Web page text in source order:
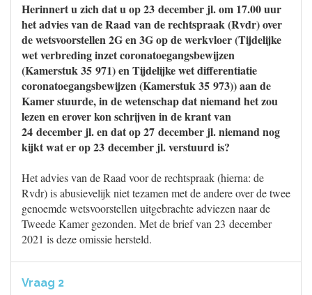
Herinnert u zich dat u op 23 december jl. om 17.00 uur
het advies van de Raad van de rechtspraak (Rvdr) over
de wetsvoorstellen 2G en 3G op de werkvloer (Tijdelijke
wet verbreding inzet coronatoegangsbewijzen
(Kamerstuk 35 971) en Tijdelijke wet differentiatie
coronatoegangsbewijzen (Kamerstuk 35 973)) aan de
Kamer stuurde, in de wetenschap dat niemand het zou
lezen en erover kon schrijven in de krant van
24 december jl. en dat op 27 december jl. niemand nog
kijkt wat er op 23 december jl. verstuurd is?
Het advies van de Raad voor de rechtspraak (hierna: de
Rvdr) is abusievelijk niet tezamen met de andere over de twee
genoemde wetsvoorstellen uitgebrachte adviezen naar de
Tweede Kamer gezonden. Met de brief van 23 december
2021 is deze omissie hersteld.
Vraag 2